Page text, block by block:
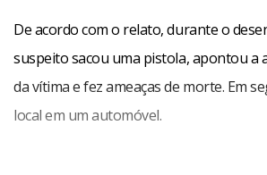
De acordo com o relato, durante o
suspeito sacou uma pistola, apontou a
da vítima e fez ameaças de morte. Em
local em um automóvel.